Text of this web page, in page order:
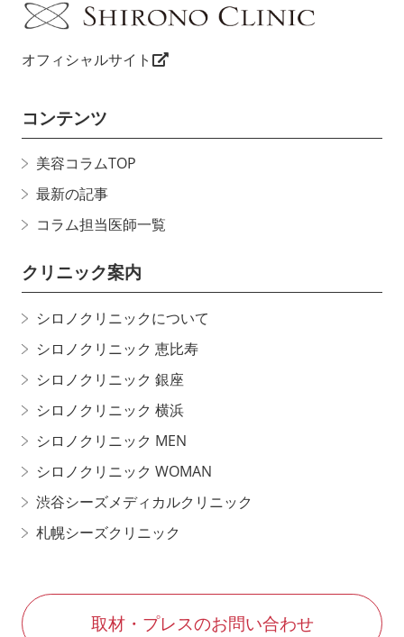
オフィシャルサイト
コンテンツ
美容コラムTOP
最新の記事
コラム担当医師一覧
クリニック案内
シロノクリニックについて
シロノクリニック 恵比寿
シロノクリニック 銀座
シロノクリニック 横浜
シロノクリニック MEN
シロノクリニック WOMAN
渋谷シーズメディカルクリニック
札幌シーズクリニック
取材・プレスのお問い合わせ